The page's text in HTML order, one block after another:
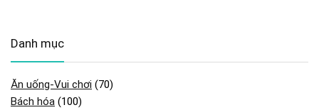
Danh mục
Ăn uống-Vui chơi (70)
Bách hóa (100)